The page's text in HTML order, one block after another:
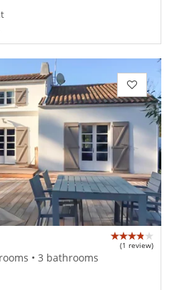
(1 review)
• 3 bathrooms